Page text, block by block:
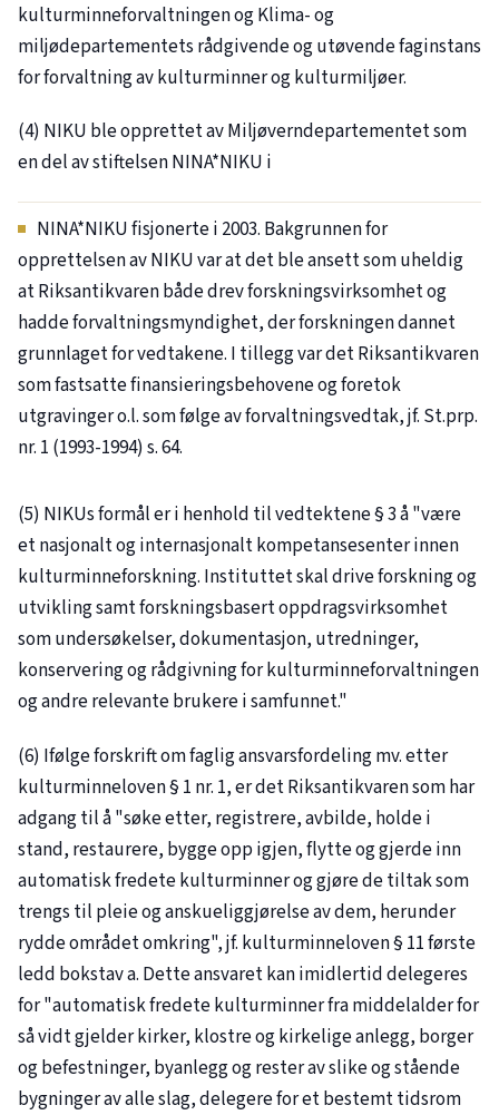
kulturminneforvaltningen og Klima- og
miljødepartementets rådgivende og utøvende faginstans
for forvaltning av kulturminner og kulturmiljøer.
(4) NIKU ble opprettet av Miljøverndepartementet som
en del av stiftelsen NINA*NIKU i
NINA*NIKU fisjonerte i 2003. Bakgrunnen for
opprettelsen av NIKU var at det ble ansett som uheldig
at Riksantikvaren både drev forskningsvirksomhet og
hadde forvaltningsmyndighet, der forskningen dannet
grunnlaget for vedtakene. I tillegg var det Riksantikvaren
som fastsatte finansieringsbehovene og foretok
utgravinger o.l. som følge av forvaltningsvedtak, jf. St.prp.
nr. 1 (1993-1994) s. 64.
(5) NIKUs formål er i henhold til vedtektene § 3 å "være
et nasjonalt og internasjonalt kompetansesenter innen
kulturminneforskning. Instituttet skal drive forskning og
utvikling samt forskningsbasert oppdragsvirksomhet
som undersøkelser, dokumentasjon, utredninger,
konservering og rådgivning for kulturminneforvaltningen
og andre relevante brukere i samfunnet."
(6) Ifølge forskrift om faglig ansvarsfordeling mv. etter
kulturminneloven § 1 nr. 1, er det Riksantikvaren som har
adgang til å "søke etter, registrere, avbilde, holde i
stand, restaurere, bygge opp igjen, flytte og gjerde inn
automatisk fredete kulturminner og gjøre de tiltak som
trengs til pleie og anskueliggjørelse av dem, herunder
rydde området omkring", jf. kulturminneloven § 11 første
ledd bokstav a. Dette ansvaret kan imidlertid delegeres
for "automatisk fredete kulturminner fra middelalder for
så vidt gjelder kirker, klostre og kirkelige anlegg, borger
og befestninger, byanlegg og rester av slike og stående
bygninger av alle slag, delegere for et bestemt tidsrom